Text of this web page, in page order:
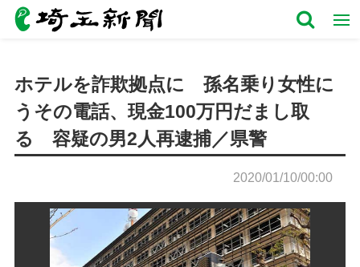
ホテルを詐欺拠点に 孫名乗り女性に
うその電話、現金100万円だまし取
る 容疑の男2人再逮捕／県警
2020/01/10/00:00